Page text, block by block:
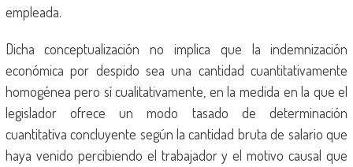
empleada.
Dicha conceptualización no implica que la indemnización
económica por despido sea una cantidad cuantitativamente
homogénea pero sí cualitativamente, en la medida en la que el
legislador ofrece un modo tasado de determinación
cuantitativa concluyente según la cantidad bruta de salario que
haya venido percibiendo el trabajador y el motivo causal que